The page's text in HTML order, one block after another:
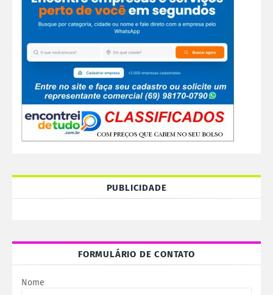
PUBLICIDADE
FORMULÁRIO DE CONTATO
Nome